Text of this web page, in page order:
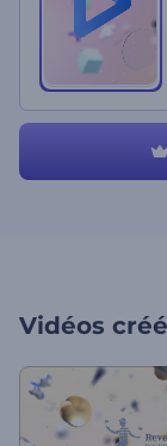
Vidéos